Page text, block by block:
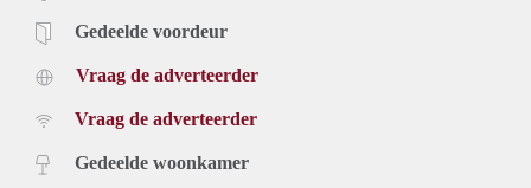
Gedeelde voordeur
Vraag de adverteerder
Vraag de adverteerder
Gedeelde woonkamer